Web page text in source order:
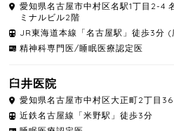
愛知県名古屋市中村区名駅1丁目2-4
ミナルビル2階
JR東海道本線「名古屋駅」徒歩3分 (
精神科専門医/睡眠医療認定医
臼井医院
愛知県名古屋市中村区大正町2丁目36
近鉄名古屋線「米野駅」徒歩3分